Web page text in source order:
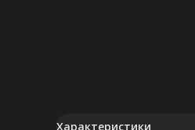
Характеристики